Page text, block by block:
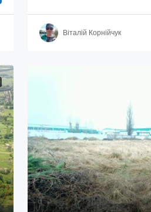
Віталій Корнійчук